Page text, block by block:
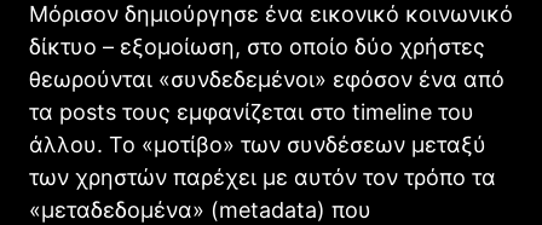
Μόρισον δημιούργησε ένα εικονικό κοινωνικό
δίκτυο – εξομοίωση, στο οποίο δύο χρήστες
θεωρούνται «συνδεδεμένοι» εφόσον ένα από
τα posts τους εμφανίζεται στο timeline του
άλλου. Το «μοτίβο» των συνδέσεων μεταξύ
των χρηστών παρέχει με αυτόν τον τρόπο τα
«μεταδεδομένα» (metadata) που